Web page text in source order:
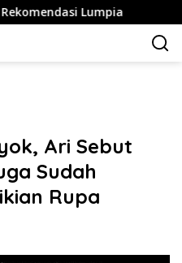
Panduan
Ari Sebut
Sudah
Rupa